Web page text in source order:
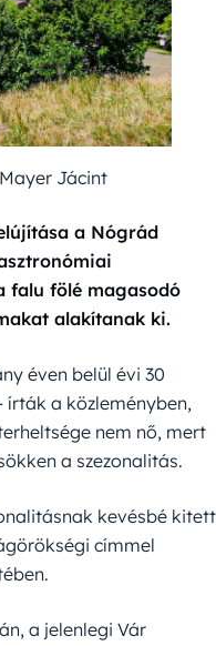
Jácint
a Nógrád
falu fölé magasodó
alakítanak ki.
éven belül évi 30
a közleményben,
nem nő, mert
a szezonalitás.
kevésbé kitett
címmel
a jelenlegi Vár